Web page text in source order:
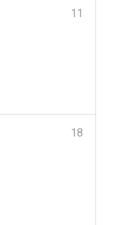
11
18